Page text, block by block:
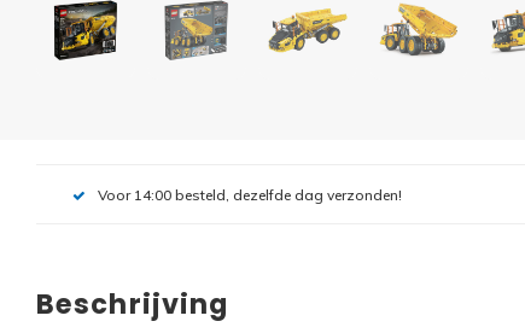
Voor 14:00 besteld, dezelfde dag verzonden!
Beschrijving